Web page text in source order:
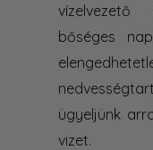
bőséges
ügyeljünk
vizet.